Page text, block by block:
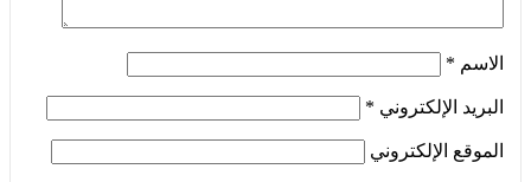
الاسم *
البريد الإلكتروني *
الموقع الإلكتروني